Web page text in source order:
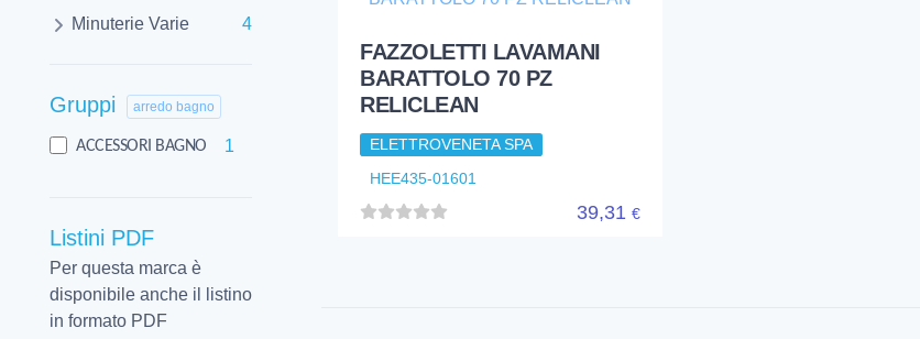
Minuterie Varie
4
Gruppi arredo bagno
ACCESSORI BAGNO 1
Listini PDF
Per questa marca è
disponibile anche il listino
in formato PDF